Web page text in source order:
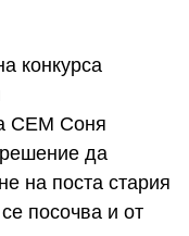
конкурса
СЕМ Соня
да
на поста стария
посочва и от